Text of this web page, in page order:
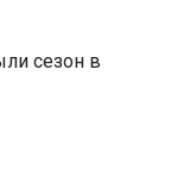
сезон в